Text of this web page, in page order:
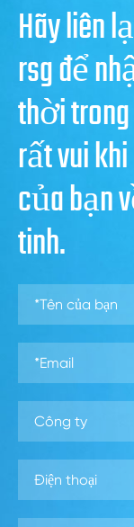
Hãy liên
rsg để
thời
rất vui
của bạn
tinh.